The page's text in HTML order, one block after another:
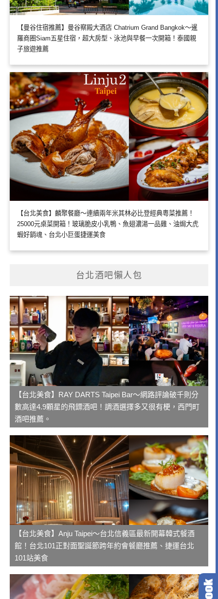
【曼谷住宿推薦】曼谷察殿大酒店 Chatrium Grand Bangkok～暹
羅商圈Siam五星住宿，超大房型、泳池與早餐一次開箱！泰國親
子旅遊推薦
【台北美食】麟聚餐廳～連續兩年米其林必比登經典粵菜推薦！
25000元桌菜開箱！玻璃脆皮小乳鴨、魚翅濃湯一品雞、油焗大虎
蝦好銷魂、台北小巨蛋捷運美食
台北酒吧懶人包
【台北美食】RAY DARTS Taipei Bar～網路評論破千則分
數高達4.9顆星的飛鏢酒吧！調酒選擇多又很有梗，西門町
酒吧推薦。
【台北美食】Anju Taipei～台北信義區最新開幕韓式餐酒
館！台北101正對面聖誕節跨年約會餐廳推薦、捷運台北
101站美食